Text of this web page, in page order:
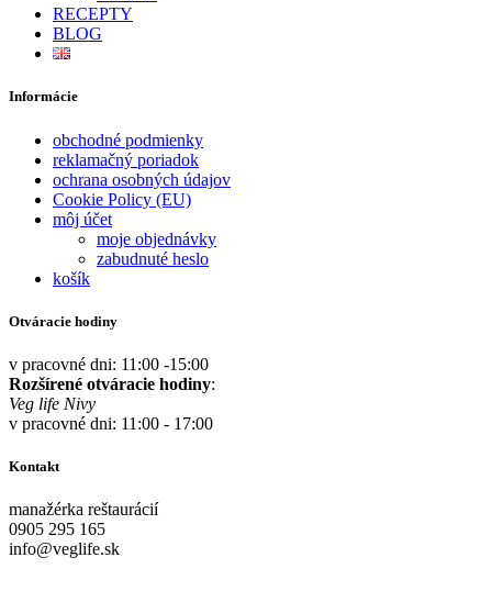
RECEPTY
BLOG
Informácie
obchodné podmienky
reklamačný poriadok
ochrana osobných údajov
Cookie Policy (EU)
môj účet
moje objednávky
zabudnuté heslo
košík
Otváracie hodiny
v pracovné dni: 11:00 -15:00
Rozšírené otváracie hodiny:
Veg life Nivy
v pracovné dni: 11:00 - 17:00
Kontakt
manažérka reštaurácií
0905 295 165
info@veglife.sk